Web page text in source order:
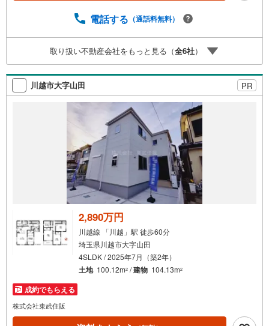
生涯の安心をお届け◇東宝ハウスのライフパートナーが直
プレミアムなど多彩なサービスがございます
電話する （通話料無料）
取り扱い不動産会社をもっと見る（全6社）
川越市大字山田 PR
2,890万円
川越線 「川越」駅 徒歩60分
埼玉県川越市大字山田
4SLDK / 2025年7月（築2年）
土地 100.12m2 /建物 104.13m2
成約でもらえる
株式会社東武住販